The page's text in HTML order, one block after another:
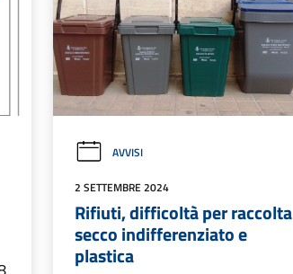
AVVISI
2 SETTEMBRE 2024
Rifiuti, difficoltà per raccolta
secco indifferenziato e
plastica